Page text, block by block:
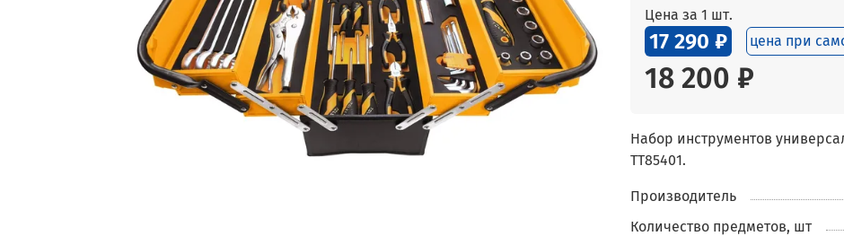
Цена за 1 шт.
17 290 ₽ цена при
18 200 ₽
Набор инструментов
TT85401.
Производитель
Количество предметов, шт